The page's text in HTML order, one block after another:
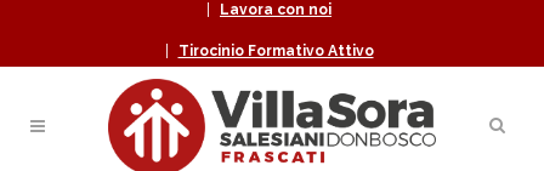
Lavora con noi
Tirocinio Formativo Attivo